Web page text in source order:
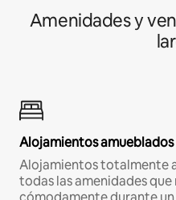
Amenidades y
Alojamientos amueblados
Alojamientos totalmente
todas las amenidades